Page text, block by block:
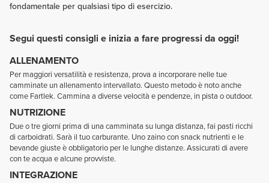
fondamentale per qualsiasi tipo di esercizio.
Segui questi consigli e inizia a fare progressi da oggi!
ALLENAMENTO
Per maggiori versatilità e resistenza, prova a incorporare nelle tue
camminate un allenamento intervallato. Questo metodo è noto anche
come Fartlek. Cammina a diverse velocità e pendenze, in pista o outdoor.
NUTRIZIONE
Due o tre giorni prima di una camminata su lunga distanza, fai pasti ricchi
di carboidrati. Sarà il tuo carburante. Uno zaino con snack nutrienti e le
bevande giuste è obbligatorio per le lunghe distanze. Assicurati di avere
con te acqua e alcune provviste.
INTEGRAZIONE